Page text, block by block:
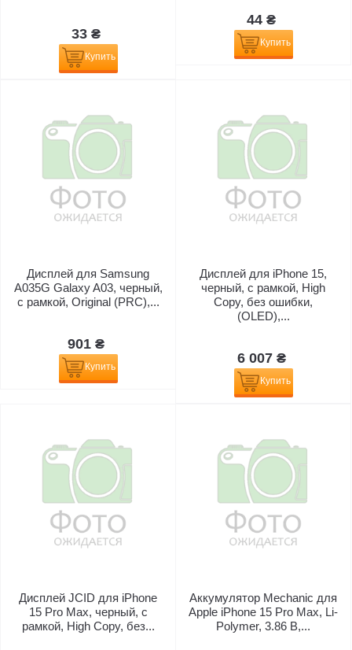
33 ₴
Купить
44 ₴
Купить
Дисплей для Samsung
A035G Galaxy A03, черный,
с рамкой, Original (PRC),...
901 ₴
Купить
Дисплей для iPhone 15,
черный, с рамкой, High
Copy, без ошибки,
(OLED),...
6 007 ₴
Купить
Дисплей JCID для iPhone
15 Pro Max, черный, с
рамкой, High Copy, без...
Аккумулятор Mechanic для
Apple iPhone 15 Pro Max, Li-
Polymer, 3.86 В,...